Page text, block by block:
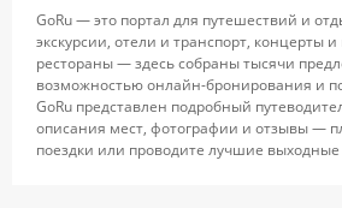
GoRu — это портал для путешествий и
экскурсии, отели и транспорт, концерты
рестораны — здесь собраны тысячи
возможностью онлайн-бронирования и
GoRu представлен подробный
описания мест, фотографии и отзывы —
поездки или проводите лучшие